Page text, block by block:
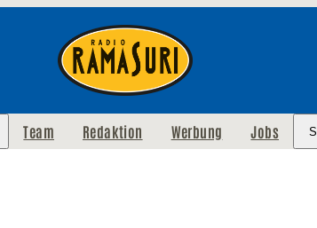
Team Redaktion Werbung Jobs